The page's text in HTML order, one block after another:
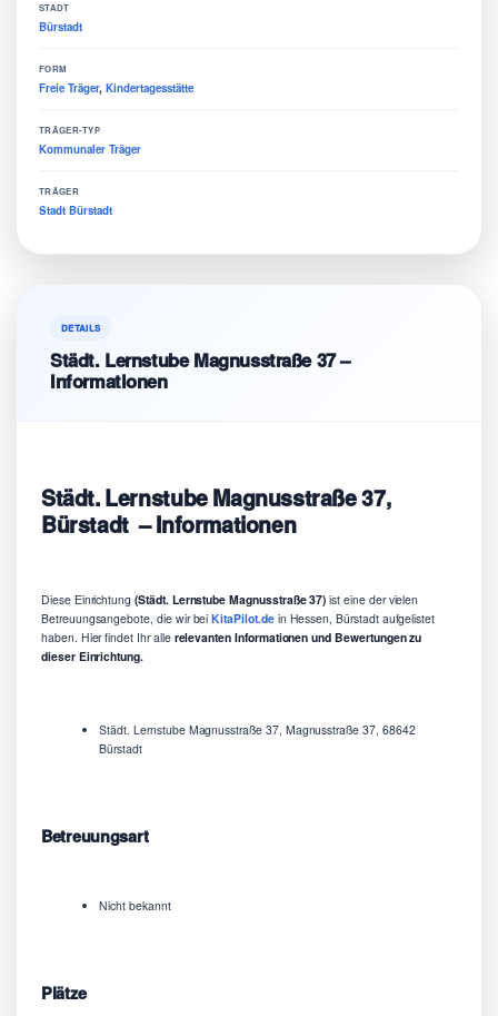
STADT
Bürstadt
FORM
Freie Träger, Kindertagesstätte
TRÄGER-TYP
Kommunaler Träger
TRÄGER
Stadt Bürstadt
DETAILS
Städt. Lernstube Magnusstraße 37 –
Informationen
Städt. Lernstube Magnusstraße 37,
Bürstadt – Informationen
Diese Einrichtung (Städt. Lernstube Magnusstraße 37) ist eine der vielen
Betreuungsangebote, die wir beiKitaPilot.dein Hessen, Bürstadt aufgelistet
haben. Hier findet Ihr allerelevanten Informationen und Bewertungen zu
dieser Einrichtung.
Städt. Lernstube Magnusstraße 37, Magnusstraße 37, 68642
Bürstadt
Betreuungsart
Nicht bekannt
Plätze